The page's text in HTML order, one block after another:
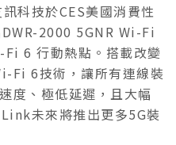
科技於CES美國消費性
2000 5GNR Wi-Fi
6 行動熱點。搭載改變
Fi 6技術，讓所有連線裝
度、極低延遲，且大幅
未來將推出更多5G裝